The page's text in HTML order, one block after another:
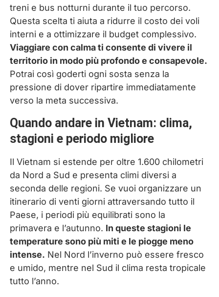
treni e bus notturni durante il tuo percorso.
Questa scelta ti aiuta a ridurre il costo dei voli
interni e a ottimizzare il budget complessivo.
Viaggiare con calma ti consente di vivere il
territorio in modo più profondo e consapevole.
Potrai così goderti ogni sosta senza la
pressione di dover ripartire immediatamente
verso la meta successiva.
Quando andare in Vietnam: clima,
stagioni e periodo migliore
Il Vietnam si estende per oltre 1.600 chilometri
da Nord a Sud e presenta climi diversi a
seconda delle regioni. Se vuoi organizzare un
itinerario di venti giorni attraversando tutto il
Paese, i periodi più equilibrati sono la
primavera e l’autunno. In queste stagioni le
temperature sono più miti e le piogge meno
intense. Nel Nord l’inverno può essere fresco
e umido, mentre nel Sud il clima resta tropicale
tutto l’anno.